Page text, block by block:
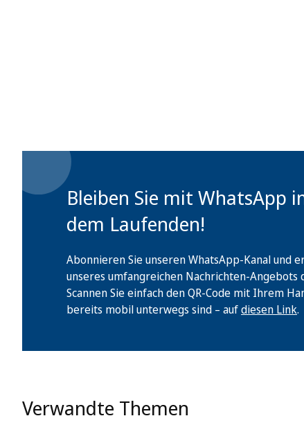
Bleiben Sie mit WhatsApp
dem Laufenden!
Abonnieren Sie unseren WhatsApp-Kanal und
unseres umfangreichen Nachrichten-
Scannen Sie einfach den QR-Code mit Ihrem
bereits mobil unterwegs sind – aufdiesen Link.
Verwandte Themen